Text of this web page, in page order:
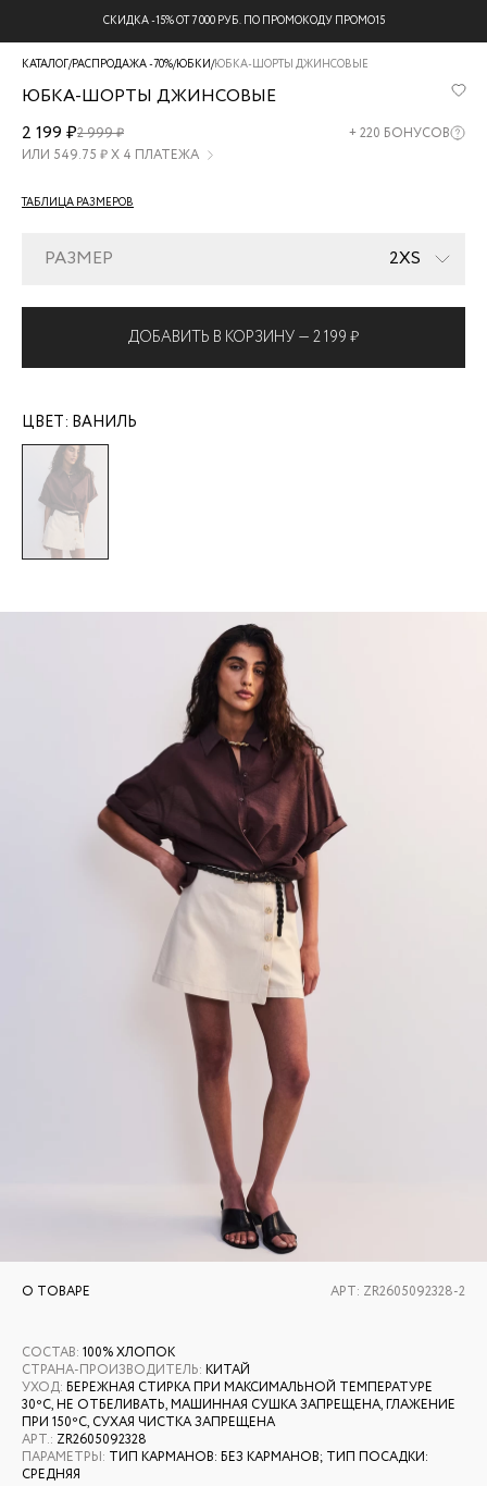
СКИДКА -15% ОТ 7 000 РУБ. ПО ПРОМОКОДУ ПРОМО15
КАТАЛОГ/РАСПРОДАЖА -70%/ЮБКИ/ЮБКА-ШОРТЫ ДЖИНСОВЫЕ
ЮБКА-ШОРТЫ ДЖИНСОВЫЕ
ZR2605092328-
2
2 199 ₽2 999 ₽ +220 БОНУСОВ
ИЛИ 549.75 ₽ Х 4 ПЛАТЕЖА
ТАБЛИЦА РАЗМЕРОВ
РАЗМЕР 2XS
ДОБАВИТЬ В КОРЗИНУ — 2 199 ₽
ЦВЕТ: ВАНИЛЬ
О ТОВАРЕ АРТ: ZR2605092328-2
СОСТАВ: 100% ХЛОПОК
СТРАНА-ПРОИЗВОДИТЕЛЬ: КИТАЙ
УХОД: БЕРЕЖНАЯ СТИРКА ПРИ МАКСИМАЛЬНОЙ ТЕМПЕРАТУРЕ
30ºС, НЕ ОТБЕЛИВАТЬ, МАШИННАЯ СУШКА ЗАПРЕЩЕНА, ГЛАЖЕНИЕ
ПРИ 150ºС, СУХАЯ ЧИСТКА ЗАПРЕЩЕНА
АРТ.: ZR2605092328
ПАРАМЕТРЫ: ТИП КАРМАНОВ: БЕЗ КАРМАНОВ; ТИП ПОСАДКИ:
СРЕДНЯЯ